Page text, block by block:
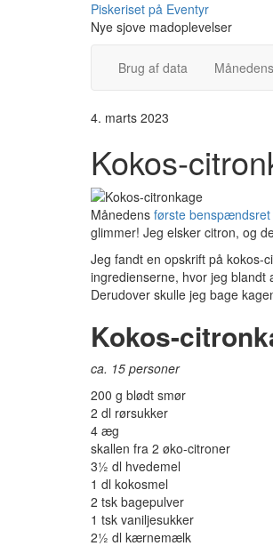
Piskeriset på Eventyr
Nye sjove madoplevelser
Brug af data
4. marts 2023
Kokos-
Månedens første benspændsret
glimmer! Jeg elsker citron, og
Jeg fandt en opskrift på kokos-
ingredienserne, hvor jeg blandt
Derudover skulle jeg bage
Kokos-
ca. 15 personer
200 g blødt smør
2 dl rørsukker
4 æg
skallen fra 2 øko-citroner
3½ dl hvedemel
1 dl kokosmel
2 tsk bagepulver
1 tsk vaniljesukker
2½ dl kærnemælk